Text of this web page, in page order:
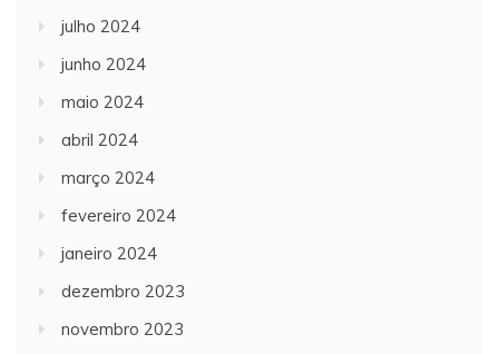
julho 2024
junho 2024
maio 2024
abril 2024
março 2024
fevereiro 2024
janeiro 2024
dezembro 2023
novembro 2023